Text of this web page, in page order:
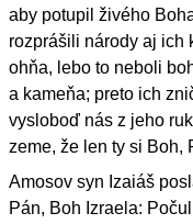
aby potupil živého
rozprášili národy aj ich
ohňa, lebo to neboli
a kameňa; preto ich
vysloboď nás z jeho
zeme, že len ty si Boh,
Amosov syn Izaiáš
Pán, Boh Izraela: